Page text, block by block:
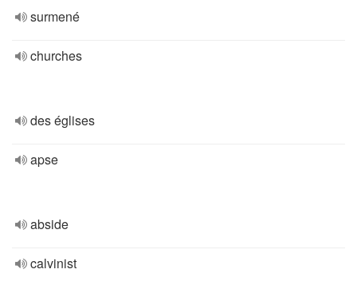
surmené
churches
des églises
apse
abside
calvinist